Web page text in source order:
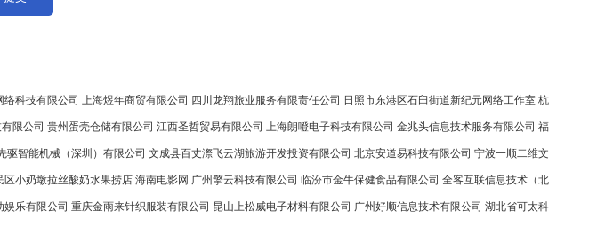
络科技有限公司 上海煜年商贸有限公司 四川龙翔旅业服务有限责任公司 日照市东港区石臼街道新纪元网络工作室 杭
限公司 贵州蛋壳仓储有限公司 江西圣哲贸易有限公司 上海朗噔电子科技有限公司 金兆头信息技术服务有限公司 福
驱智能机械（深圳）有限公司 文成县百丈漈飞云湖旅游开发投资有限公司 北京安道易科技有限公司 宁波一顺二维文
区小奶墩拉丝酸奶水果捞店 海南电影网 广州擎云科技有限公司 临汾市金牛保健食品有限公司 全客互联信息技术（北
乐有限公司 重庆金雨来针织服装有限公司 昆山上松威电子材料有限公司 广州好顺信息技术有限公司 湖北省可太科